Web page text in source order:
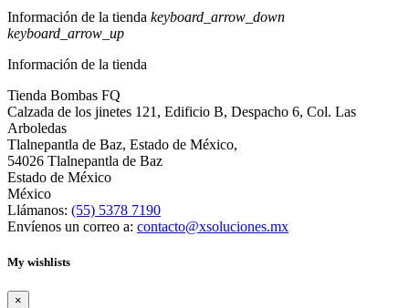
Información de la tienda keyboard_arrow_down
keyboard_arrow_up
Información de la tienda
Tienda Bombas FQ
Calzada de los jinetes 121, Edificio B, Despacho 6, Col. Las
Arboledas
Tlalnepantla de Baz, Estado de México,
54026 Tlalnepantla de Baz
Estado de México
México
Llámanos: (55) 5378 7190
Envíenos un correo a: contacto@xsoluciones.mx
My wishlists
×